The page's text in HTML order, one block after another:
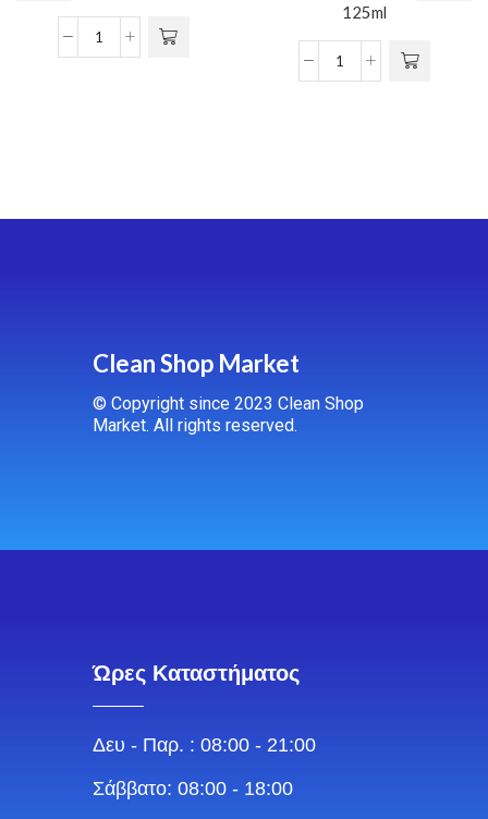
125ml
Clean Shop Market
© Copyright since 2023 Clean Shop
Market. All rights reserved.
Ώρες Καταστήματος
Δευ - Παρ. : 08:00 - 21:00
Σάββατο: 08:00 - 18:00